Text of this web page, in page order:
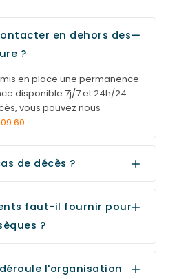
en dehors des
?
en place une permanence
disponible 7j/7 et 24h/24.
vous pouvez nous
60
de décès ?
faut-il fournir pour
?
l'organisation